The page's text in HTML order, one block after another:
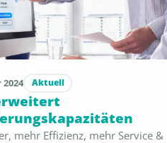
in nachhaltige Technologien,
Materialien investiert …
Aktuell
mehr Effizienz, mehr Service &